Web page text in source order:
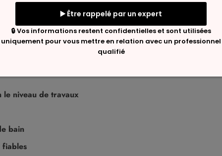
facteurs influent sur le prix final. L’importance du
jusqu’à la rénovation complète avec modification
renovation, en tenant compte des spécificités des
Grâce à ces repères, vous pourrez affiner votre
niveau de travaux
bain
fiables